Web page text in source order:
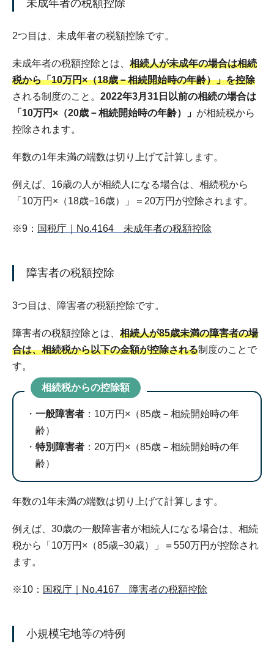
未成年者の税額控除
2つ目は、未成年者の税額控除です。
未成年者の税額控除とは、 相続人が未成年の場合は相続
税から「10万円×（18歳－相続開始時の年齢）」を控除
される制度のこと。 2022年3月31日以前の相続の場合は
「10万円×（20歳－相続開始時の年齢）」 が相続税から
控除されます。
年数の1年未満の端数は切り上げて計算します。
例えば、16歳の人が相続人になる場合は、相続税から
「10万円×（18歳−16歳）」＝20万円が控除されます。
※9： 国税庁｜No.4164 未成年者の税額控除
障害者の税額控除
3つ目は、障害者の税額控除です。
障害者の税額控除とは、 相続人が85歳未満の障害者の場
合は、相続税から以下の金額が控除される制度のことで
す。
相続税からの控除額
一般障害者 ：10万円×（85歳－相続開始時の年
齢）
特別障害者 ：20万円×（85歳－相続開始時の年
齢）
年数の1年未満の端数は切り上げて計算します。
例えば、30歳の一般障害者が相続人になる場合は、相続
税から「10万円×（85歳−30歳）」＝550万円が控除され
ます。
※10： 国税庁｜No.4167 障害者の税額控除
小規模宅地等の特例